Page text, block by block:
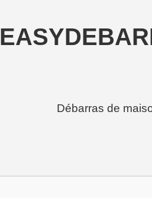
Débarras de